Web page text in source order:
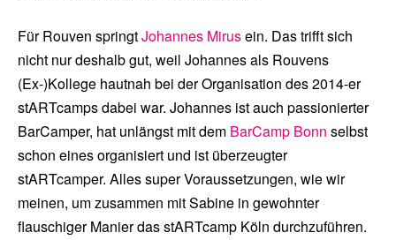
Für Rouven springtJohannes Mirusein. Das trifft sich
nicht nur deshalb gut, weil Johannes als Rouvens
(Ex-)Kollege hautnah bei der Organisation des 2014-er
stARTcamps dabei war. Johannes ist auch passionierter
BarCamper, hat unlängst mit dem BarCamp Bonn selbst
schon eines organisiert und ist überzeugter
stARTcamper. Alles super Voraussetzungen, wie wir
meinen, um zusammen mit Sabine in gewohnter
flauschiger Manier das stARTcamp Köln durchzuführen.